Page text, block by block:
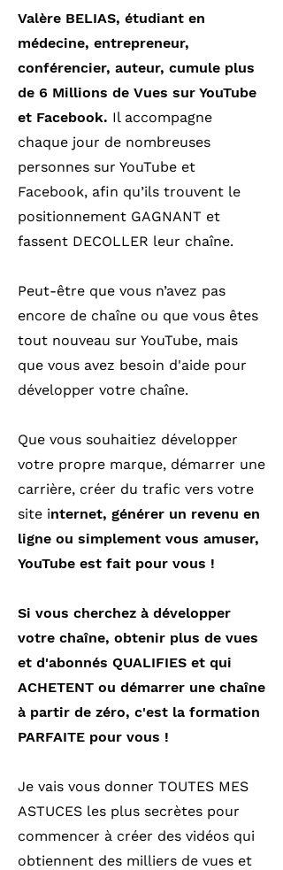
Valère BELIAS, étudiant en
médecine, entrepreneur,
conférencier, auteur, cumule plus
de 6 Millions de Vues sur YouTube
et Facebook. Il accompagne
chaque jour de nombreuses
personnes sur YouTube et
Facebook, afin qu’ils trouvent le
positionnement GAGNANT et
fassent DECOLLER leur chaîne.
Peut-être que vous n’avez pas
encore de chaîne ou que vous êtes
tout nouveau sur YouTube, mais
que vous avez besoin d'aide pour
développer votre chaîne.
Que vous souhaitiez développer
votre propre marque, démarrer une
carrière, créer du trafic vers votre
site internet, générer un revenu en
ligne ou simplement vous amuser,
YouTube est fait pour vous !
Si vous cherchez à développer
votre chaîne, obtenir plus de vues
et d'abonnés QUALIFIES et qui
ACHETENT ou démarrer une chaîne
à partir de zéro, c'est la formation
PARFAITE pour vous !
Je vais vous donner TOUTES MES
ASTUCES les plus secrètes pour
commencer à créer des vidéos qui
obtiennent des milliers de vues et